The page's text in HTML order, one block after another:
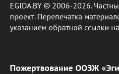
EGIDA.BY © 2006-2026.
проект. Перепечатка
указанием обратной ссылки
Пожертвование ООЗЖ